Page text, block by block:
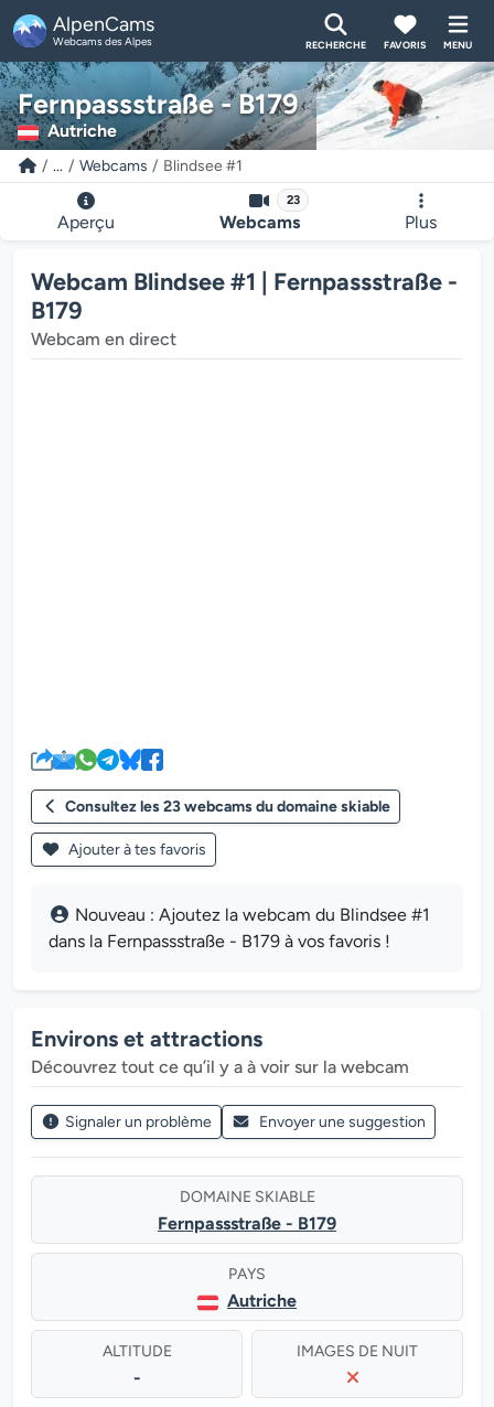
AlpenCams
Webcams des Alpes RECHERCHE FAVORIS MENU
Fernpassstraße - B179
Autriche
... Webcams Blindsee #1
Aperçu
23
Webcams Plus
Webcam Blindsee #1 | Fernpassstraße -
B179
Webcam en direct
Consultez les 23 webcams du domaine skiable
Ajouter à tes favoris
Nouveau : Ajoutez la webcam du Blindsee #1
dans la Fernpassstraße - B179 à vos favoris !
Environs et attractions
Découvrez tout ce qu’il y a à voir sur la webcam
Signaler un problème Envoyer une suggestion
DOMAINE SKIABLE
Fernpassstraße - B179
PAYS
Autriche
ALTITUDE
-
IMAGES DE NUIT